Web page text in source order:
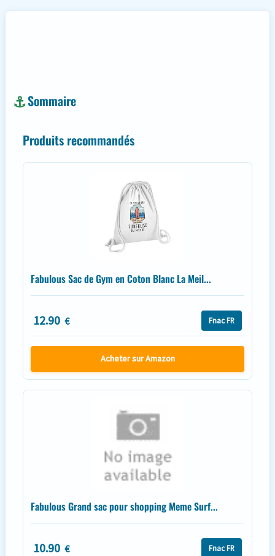
Sommaire
Produits recommandés
Fabulous Sac de Gym en Coton Blanc La Meil...
12.90 € Fnac FR
Acheter sur Amazon
Fabulous Grand sac pour shopping Meme Surf...
10.90 € Fnac FR